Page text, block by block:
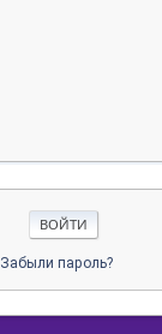
Забыли пароль?